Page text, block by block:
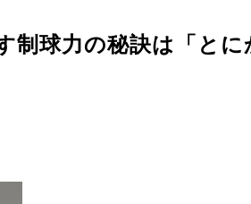
球力の秘訣は「とに